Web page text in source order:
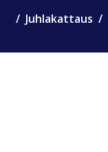
Juhlakattaus